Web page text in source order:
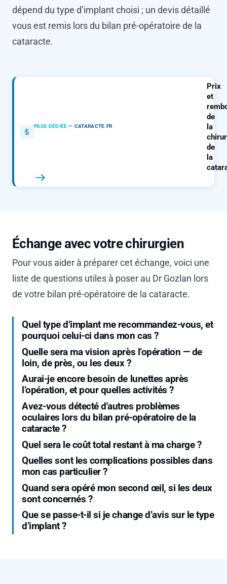
dépend du type d’implant choisi ; un devis détaillé
vous est remis lors du bilan pré-opératoire de la
cataracte.
PAGE DÉDIÉE — CATARACTE.FR
Prix
et
de
la
de
la
Échange avec votre chirurgien
Pour vous aider à préparer cet échange, voici une
liste de questions utiles à poser au Dr Gozlan lors
de votre bilan pré-opératoire de la cataracte.
Quel type d’implant me recommandez-vous, et
pourquoi celui-ci dans mon cas ?
Quelle sera ma vision après l’opération — de
loin, de près, ou les deux ?
Aurai-je encore besoin de lunettes après
l’opération, et pour quelles activités ?
Avez-vous détecté d'autres problèmes
oculaires lors du bilan pré-opératoire de la
cataracte ?
Quel sera le coût total restant à ma charge ?
Quelles sont les complications possibles dans
mon cas particulier ?
Quand sera opéré mon second œil, si les deux
sont concernés ?
Que se passe-t-il si je change d’avis sur le type
d’implant ?